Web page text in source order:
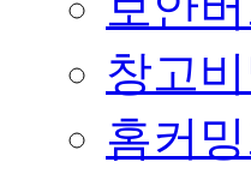
창고
홈커